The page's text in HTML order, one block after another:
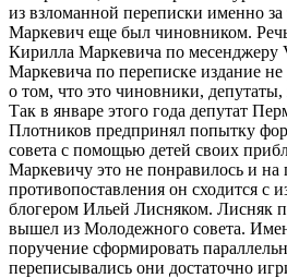
из взломанной переписки именно за
Маркевич еще был чиновником.
Кирилла Маркевича по месенджеру
Маркевича по переписке издание
о том, что это чиновники,
Так в январе этого года депутат
Плотников предпринял попытку
совета с помощью детей своих
Маркевичу это не понравилось и на
противопоставления он сходится с
блогером Ильей Лисняком. Лисняк
вышел из Молодежного совета.
поручение сформировать
переписывались они достаточно